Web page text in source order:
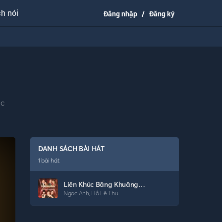
nói Đăng nhập / Đăng ký
DANH SÁCH BÀI HÁT
1 bài hát
Liên Khúc Bâng Khuâng Chiều Nội Trú, Tình Khúc Chiều Mưa, Cơn Mưa Phùn
Ngọc Anh, Hồ Lệ Thu